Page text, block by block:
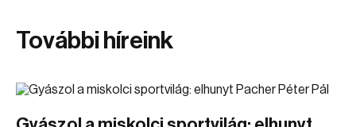
További híreink